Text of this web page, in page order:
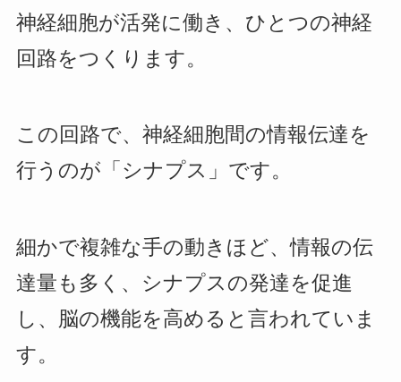
神経細胞が活発に働き、ひとつの神経
回路をつくります。
この回路で、神経細胞間の情報伝達を
行うのが「シナプス」です。
細かで複雑な手の動きほど、情報の伝
達量も多く、シナプスの発達を促進
し、脳の機能を高めると言われていま
す。